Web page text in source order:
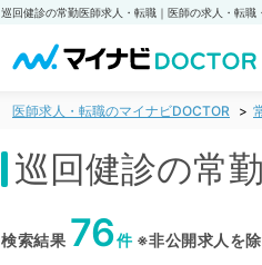
医師求人・転職のマイナビDOCTOR
巡回健診の常
検索結果 76件※非公開求人を除